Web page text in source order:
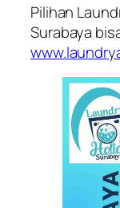
Pilihan
Surabaya